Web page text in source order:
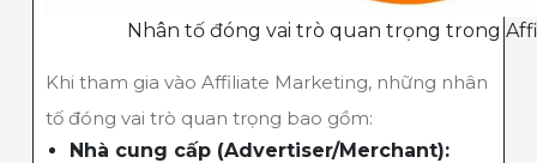
Nhân tố đóng vai trò quan trọng trong
Khi tham gia vào Affiliate Marketing, những nhân
tố đóng vai trò quan trọng bao gồm:
Nhà cung cấp (Advertiser/Merchant):